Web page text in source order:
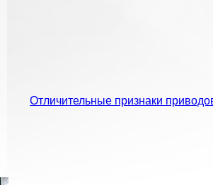
Отличительные признаки